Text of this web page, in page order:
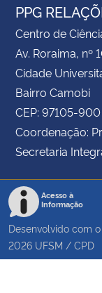
PPG
Centro de
Av. Roraima, nº
Cidade
Bairro Camobi
CEP: 97105-900
Coordenação:
Secretaria
Acesso à
Informação
Desenvolvido com
2026 UFSM / CPD